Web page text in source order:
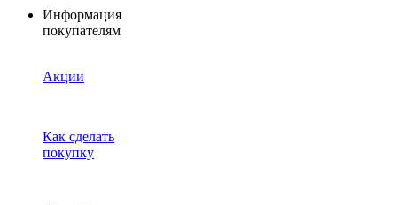
Информация
покупателям
Акции
Как сделать
покупку